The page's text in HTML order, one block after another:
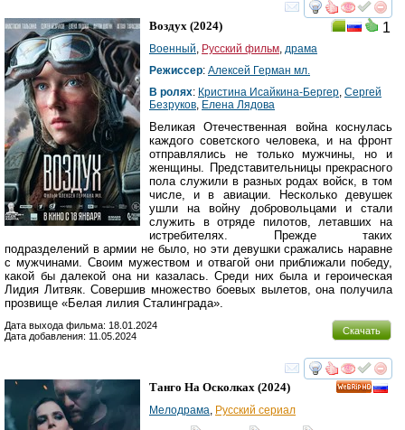
смотреть
1
Воздух (2024)
Военный, Русский фильм, драма
Режиссер: Алексей Герман мл.
В ролях: Кристина Исайкина-Бергер, Сергей
Безруков, Елена Лядова
Великая Отечественная война коснулась
каждого советского человека, и на фронт
отправлялись не только мужчины, но и
женщины. Представительницы прекрасного
пола служили в разных родах войск, в том
числе, и в авиации. Несколько девушек
ушли на войну добровольцами и стали
служить в отряде пилотов, летавших на
истребителях. Прежде таких
подразделений в армии не было, но эти девушки сражались наравне
с мужчинами. Своим мужеством и отвагой они приближали победу,
какой бы далекой она ни казалась. Среди них была и героическая
Лидия Литвяк. Совершив множество боевых вылетов, она получила
прозвище «Белая лилия Сталинграда».
Скачать
Дата выхода фильма: 18.01.2024
Дата добавления: 11.05.2024
смотреть
Танго На Осколках (2024)
Мелодрама, Русский сериал